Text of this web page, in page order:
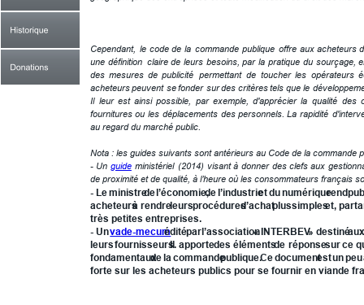
Cependant, le code de la commande publique offre aux acheteurs
une définition claire de leurs besoins, par la pratique du sourçage,
des mesures de publicité permettant de toucher les opérateurs
acheteurspeuvent sefonder surdes critèrestels que le
Il leur est ainsi possible, par exemple, d'apprécier la qualité des
fournitures ou les déplacements des personnels. La rapidité
au regard du marché public.
Nota : les guides suivants sont antérieurs au Code de la commande
- Un guide ministériel (2014) visant à donner des clefs aux
de proximité et de qualité, à l’heure où les consommateurs français
- Leministredel’économie,del’industrieetdunumériquerend
acheteurs
à rendreleursprocéduresd’achatplussimpleset,
très petites entreprises.
- Unvade-mecuméditéparl’association
«INTERBEV» destinéaux
leursfournisseurs.
Il apportedes élémentsde réponsesurce
fondamentauxdela commandepublique.Cedocumentestunpeu
forte sur les acheteurs publics pour se fournir en viande